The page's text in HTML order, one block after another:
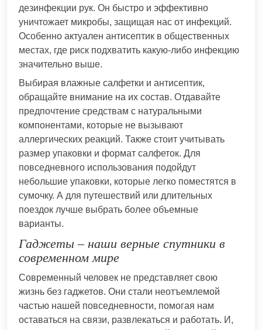
дезинфекции рук. Он быстро и эффективно
уничтожает микробы, защищая нас от инфекций.
Особенно актуален антисептик в общественных
местах, где риск подхватить какую-либо инфекцию
значительно выше.
Выбирая влажные салфетки и антисептик,
обращайте внимание на их состав. Отдавайте
предпочтение средствам с натуральными
компонентами, которые не вызывают
аллергических реакций. Также стоит учитывать
размер упаковки и формат салфеток. Для
повседневного использования подойдут
небольшие упаковки, которые легко поместятся в
сумочку. А для путешествий или длительных
поездок лучше выбрать более объемные
варианты.
Гаджеты – наши верные спутники в
современном мире
Современный человек не представляет свою
жизнь без гаджетов. Они стали неотъемлемой
частью нашей повседневности, помогая нам
оставаться на связи, развлекаться и работать. И,